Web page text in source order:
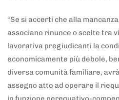
“Se si accerti che alla
associano rinunce o scelte tra
lavorativa pregiudicanti la
economicamente più debole,
diversa comunità familiare,
assegno atto ad operare il